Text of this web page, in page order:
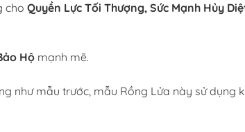
cho Quyền Lực Tối Thượng, Sức Mạnh Hủy
Hộmạnh mẽ.
như mẫu trước, mẫu Rồng Lửa này sử dụng